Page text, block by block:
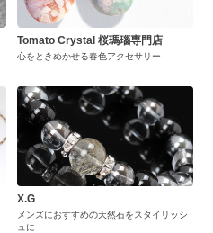
Tomato Crystal 桜瑪瑙専門店
心をときめかせる春色アクセサリー
X.G
メンズにおすすめの天然石をスタイリッシ
ュに